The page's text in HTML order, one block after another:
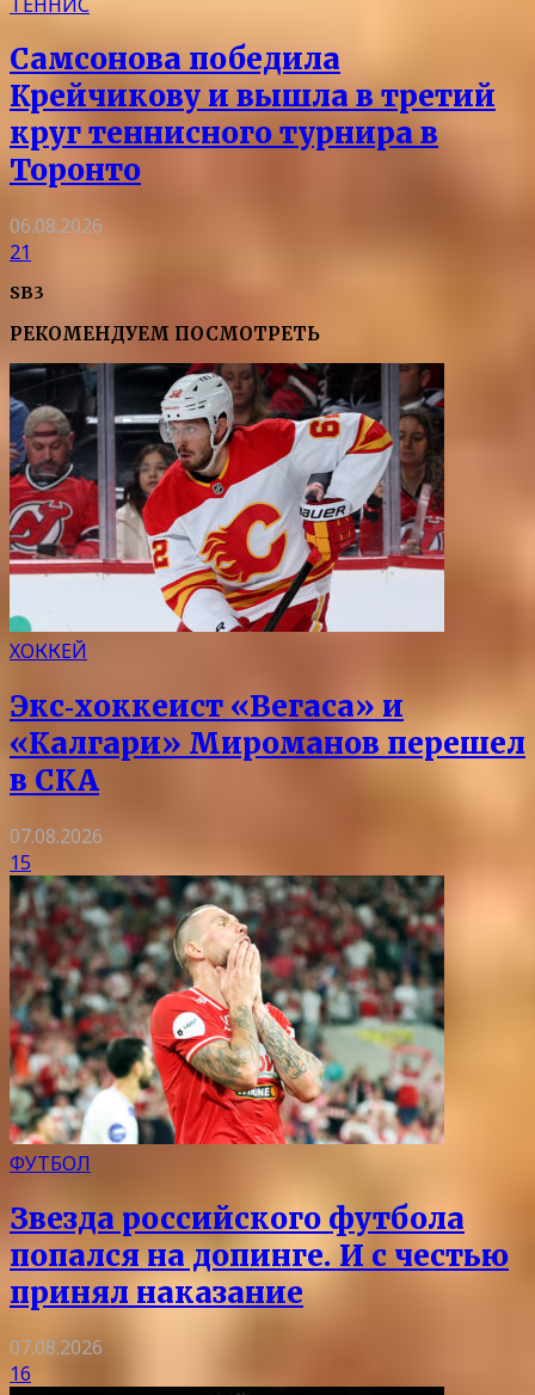
Самсонова победила
Крейчикову и вышла в третий
круг теннисного турнира в
Торонто
06.08.2026
21
SB3
РЕКОМЕНДУЕМ ПОСМОТРЕТЬ
ХОККЕЙ
Экс‑хоккеист «Вегаса» и
«Калгари» Мироманов перешел
в СКА
07.08.2026
15
ФУТБОЛ
Звезда российского футбола
попался на допинге. И с честью
принял наказание
07.08.2026
16